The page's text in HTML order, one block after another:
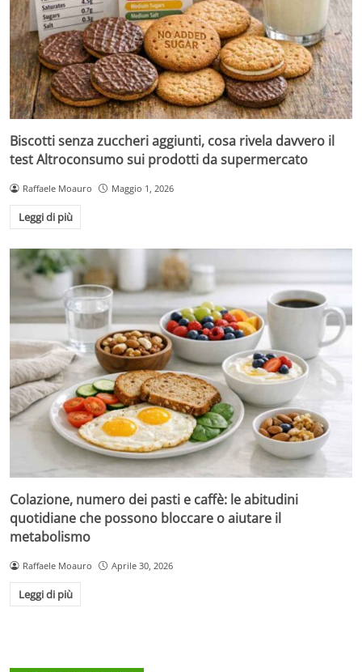
Biscotti senza zuccheri aggiunti, cosa rivela davvero il
test Altroconsumo sui prodotti da supermercato
Raffaele Moauro Maggio 1, 2026
Leggi di più
Colazione, numero dei pasti e caffè: le abitudini
quotidiane che possono bloccare o aiutare il
metabolismo
Raffaele Moauro Aprile 30, 2026
Leggi di più